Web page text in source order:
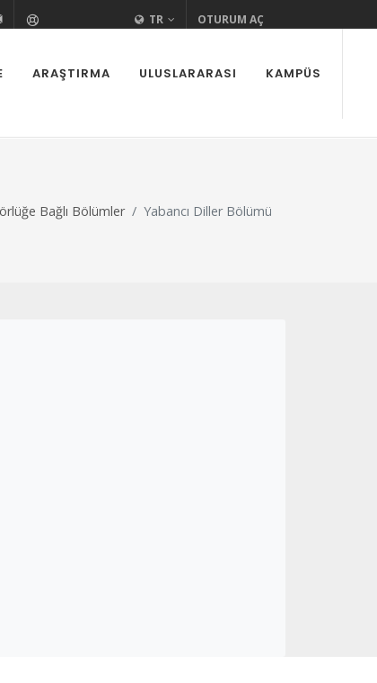
(322) 338 60 84
bilgi@cu.edu.tr TR OTURUM AÇ
ARAŞTIRMA ULUSLARARASI KAMPÜS
Bağlı Bölümler Yabancı Diller Bölümü